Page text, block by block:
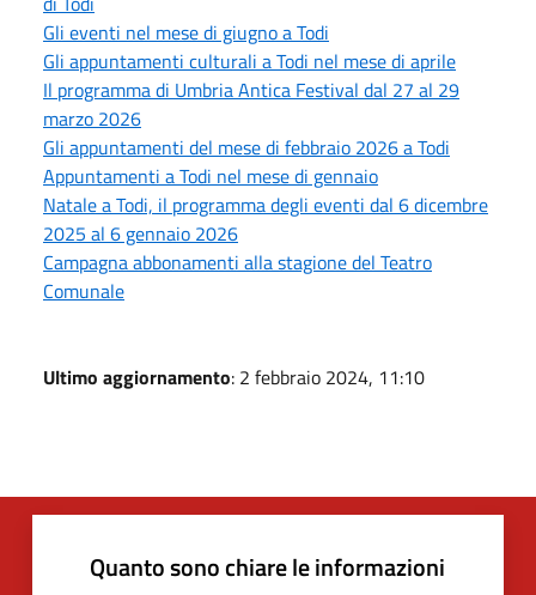
Gli eventi nel mese di giugno a Todi
Gli appuntamenti culturali a Todi nel mese di aprile
Il programma di Umbria Antica Festival dal 27 al 29
marzo 2026
Gli appuntamenti del mese di febbraio 2026 a Todi
Appuntamenti a Todi nel mese di gennaio
Natale a Todi, il programma degli eventi dal 6 dicembre
2025 al 6 gennaio 2026
Campagna abbonamenti alla stagione del Teatro
Comunale
Ultimo aggiornamento: 2 febbraio 2024, 11:10
Quanto sono chiare le informazioni